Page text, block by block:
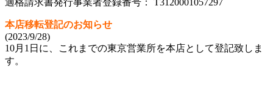
本店移転登記のお知らせ
(2023/9/28)
10月1日に、これまでの東京営業所を本店として登記致しま
す。